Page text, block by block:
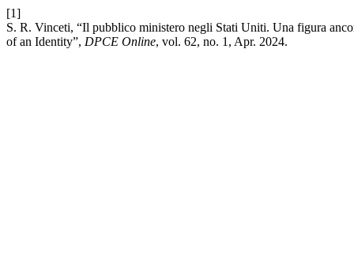
[1]
S. R. Vinceti, “Il pubblico ministero negli Stati Uniti. Una figura
of an Identity”, DPCE Online, vol. 62, no. 1, Apr. 2024.